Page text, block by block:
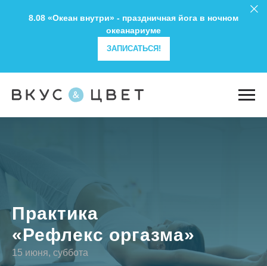
8.08 «Океан внутри» - праздничная йога в ночном
океанариуме
ЗАПИСАТЬСЯ!
Практика
«Рефлекс оргазма»
15 июня, суббота